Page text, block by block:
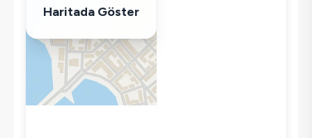
Mikrodalga
Kettle
Havuz-Bahçe Bakımı
Haritada Göster